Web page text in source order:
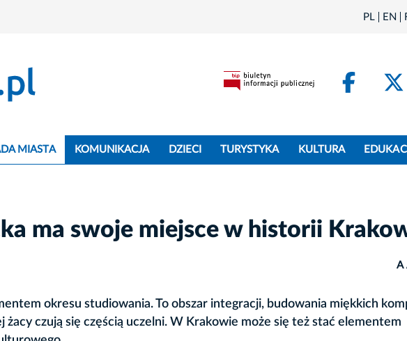
PL EN
MIASTA KOMUNIKACJA DZIECI TURYSTYKA KULTURA
ma swoje miejsce w historii
A
okresu studiowania. To obszar integracji, budowania miękkich
czują się częścią uczelni. W Krakowie może się też stać elementem